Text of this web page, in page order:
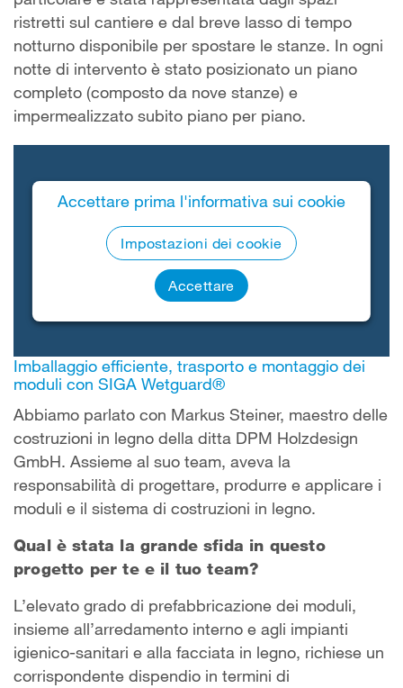
ristretti sul cantiere e dal breve lasso di tempo
notturno disponibile per spostare le stanze. In ogni
notte di intervento è stato posizionato un piano
completo (composto da nove stanze) e
impermealizzato subito piano per piano.
Accettare prima l'informativa sui cookie
Impostazioni dei cookie
Accettare
Imballaggio efficiente, trasporto e montaggio dei
moduli con SIGA Wetguard®
Abbiamo parlato con Markus Steiner, maestro delle
costruzioni in legno della ditta DPM Holzdesign
GmbH. Assieme al suo team, aveva la
responsabilità di progettare, produrre e applicare i
moduli e il sistema di costruzioni in legno.
Qual è stata la grande sfida in questo
progetto per te e il tuo team?
L’elevato grado di prefabbricazione dei moduli,
insieme all’arredamento interno e agli impianti
igienico-sanitari e alla facciata in legno, richiese un
corrispondente dispendio in termini di